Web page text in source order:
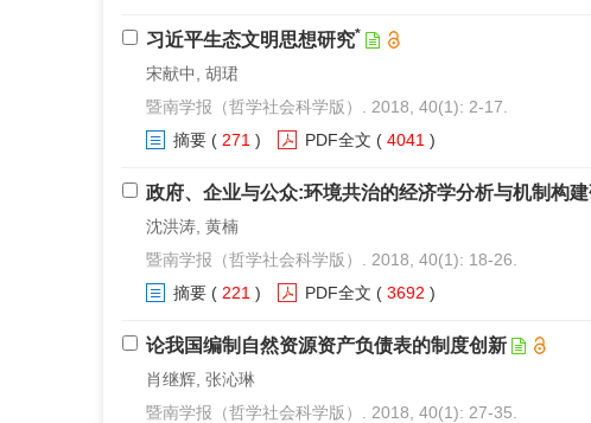
习近平生态文明思想研究*
宋献中, 胡珺
暨南学报（哲学社会科学版）. 2018, 40(1): 2-17.
摘要 ( 271 ) PDF全文 ( 4041 )
政府、企业与公众:环境共治的经济学分析与机制构
沈洪涛, 黄楠
暨南学报（哲学社会科学版）. 2018, 40(1): 18-26.
摘要 ( 221 ) PDF全文 ( 3692 )
论我国编制自然资源资产负债表的制度创新
肖继辉, 张沁琳
暨南学报（哲学社会科学版）. 2018, 40(1): 27-35.